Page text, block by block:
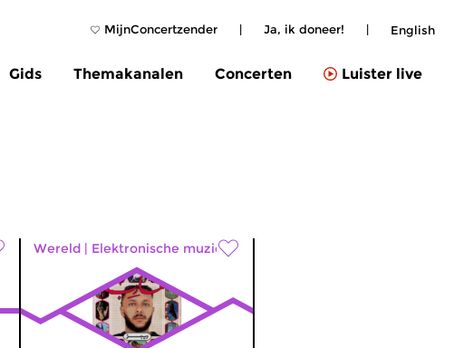
MijnConcertzender | Ja, ik doneer! | English
Gids Themakanalen Concerten Luister live
Wereld | Elektronische muziek